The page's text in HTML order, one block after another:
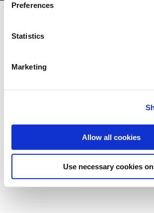
Preferences
Statistics
Marketing
Allow all cookies
Use necessary cookies